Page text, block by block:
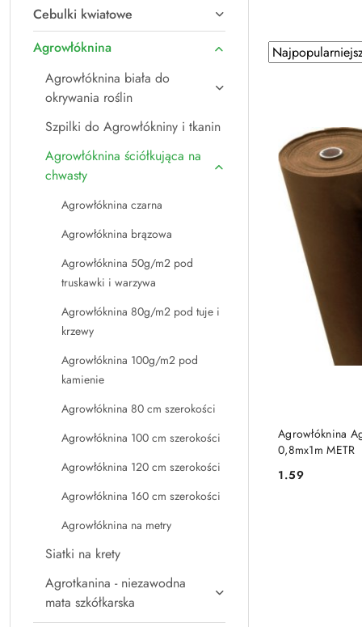
Cebulki kwiatowe
Agrowłóknina
Agrowłóknina biała do
okrywania roślin
Szpilki do Agrowłókniny i tkanin
Agrowłóknina ściółkująca na
chwasty
Agrowłóknina czarna
Agrowłóknina brązowa
Agrowłóknina 50g/m2 pod
truskawki i warzywa
Agrowłóknina 80g/m2 pod tuje i
krzewy
Agrowłóknina 100g/m2 pod
kamienie
Agrowłóknina 80 cm szerokości
Agrowłóknina 100 cm szerokości
Agrowłóknina 120 cm szerokości
Agrowłóknina 160 cm szerokości
Agrowłóknina na metry
Siatki na krety
Agrotkanina - niezawodna
mata szkółkarska
Zastosowano
Sortuj według
Agrowłóknina
0,8mx1m METR
Cena:
1.59